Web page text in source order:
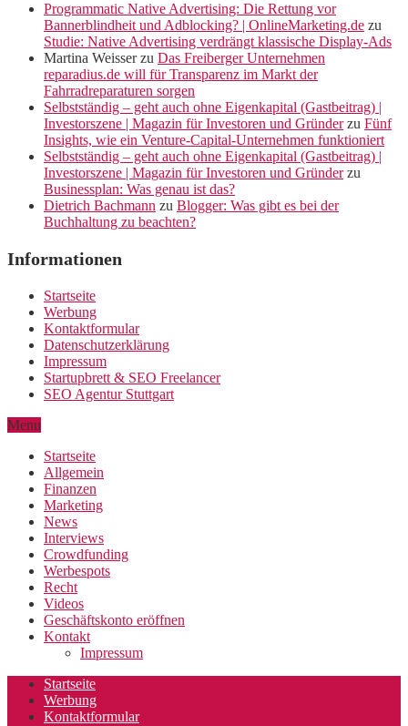
Programmatic Native Advertising: Die Rettung vor
Bannerblindheit und Adblocking? | OnlineMarketing.de zu
Studie: Native Advertising verdrängt klassische Display-Ads
Martina Weisserzu Das Freiberger Unternehmen
reparadius.de will für Transparenz im Markt der
Fahrradreparaturen sorgen
Selbstständig – geht auch ohne Eigenkapital (Gastbeitrag) |
Investorszene | Magazin für Investoren und Gründerzu Fünf
Insights, wie ein Venture-Capital-Unternehmen funktioniert
Selbstständig – geht auch ohne Eigenkapital (Gastbeitrag) |
Investorszene | Magazin für Investoren und Gründerzu
Businessplan: Was genau ist das?
Dietrich Bachmann zu Blogger: Was gibt es bei der
Buchhaltung zu beachten?
Informationen
Startseite
Werbung
Kontaktformular
Datenschutzerklärung
Impressum
Startupbrett & SEO Freelancer
SEO Agentur Stuttgart
Menu
Startseite
Allgemein
Finanzen
Marketing
News
Interviews
Crowdfunding
Werbespots
Recht
Videos
Geschäftskonto eröffnen
Kontakt
Impressum
Startseite
Werbung
Kontaktformular